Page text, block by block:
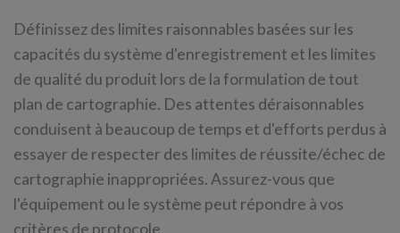
Définissez des limites raisonnables basées sur les
capacités du système d'enregistrement et les limites
de qualité du produit lors de la formulation de tout
plan de cartographie. Des attentes déraisonnables
conduisent à beaucoup de temps et d'efforts perdus à
essayer de respecter des limites de réussite/échec de
cartographie inappropriées. Assurez-vous que
l'équipement ou le système peut répondre à vos
critères de protocole.